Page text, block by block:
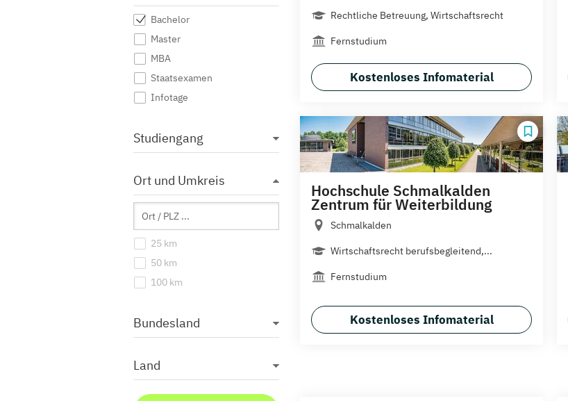
Bachelor
Master
MBA
Staatsexamen
Infotage
Studiengang
Ort und Umkreis
25 km
50 km
100 km
Bundesland
Land
Rechtliche Betreuung, Wirtschaftsrecht
Fernstudium
Kostenloses Infomaterial
Hochschule Schmalkalden
Zentrum für Weiterbildung
Schmalkalden
Wirtschaftsrecht berufsbegleitend,...
Fernstudium
Kostenloses Infomaterial